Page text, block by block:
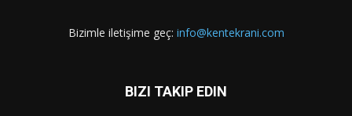
Bizimle iletişime geç: info@kentekrani.com
BIZI TAKIP EDIN